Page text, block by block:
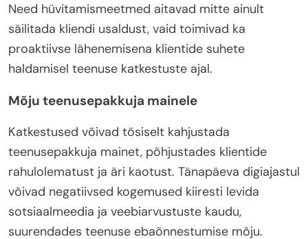
Need hüvitamismeetmed aitavad mitte ainult
säilitada kliendi usaldust, vaid toimivad ka
proaktiivse lähenemisena klientide suhete
haldamisel teenuse katkestuste ajal.
Mõju teenusepakkuja mainele
Katkestused võivad tõsiselt kahjustada
teenusepakkuja mainet, põhjustades klientide
rahulolematust ja äri kaotust. Tänapäeva digiajastul
võivad negatiivsed kogemused kiiresti levida
sotsiaalmeedia ja veebiarvustuste kaudu,
suurendades teenuse ebaõnnestumise mõju.